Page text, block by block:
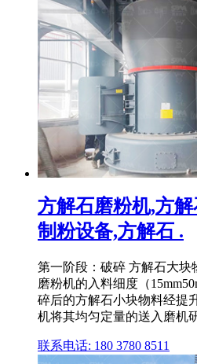
方解石磨粉机,方
制粉设备,方解石 .
第一阶段：破碎 方解石大块
磨粉机的入料细度（
碎后的方解石小块物料经提
机将其均匀定量的送入磨机
联系电话: 180 3780 8511